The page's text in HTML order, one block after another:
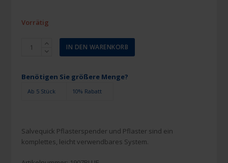
Vorrätig
Salvequick
Pflasterspender
Menge
IN DEN WARENKORB
Benötigen Sie größere Menge?
Ab 5 Stück 10% Rabatt
Salvequick Pflasterspender und Pflaster sind ein
komplettes, leicht verwendbares System.